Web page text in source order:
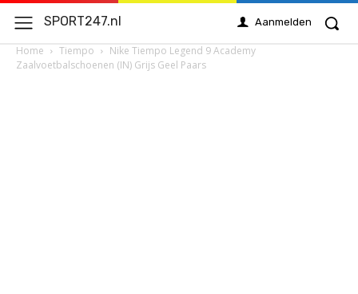
SPORT247.nl Aanmelden
Home Tiempo
Nike Tiempo Legend 9 Academy
Zaalvoetbalschoenen (IN) Grijs Geel Paars